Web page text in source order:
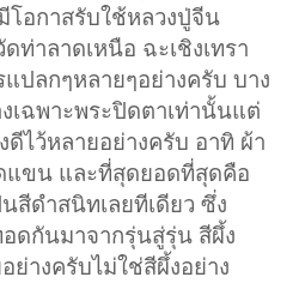
โอกาสรับใช้หลวงปู่จีน
ท่าลาดเหนือ ฉะเชิงเทรา
แปลกๆหลายๆอย่างครับ บาง
เฉพาะพระปิดตาเท่านั้นแต่
ไว้หลายอย่างครับ อาทิ ผ้า
แขน และที่สุดยอดที่สุดคือ
สีดำสนิทเลยทีเดียว ซึ่ง
ดกันมาจากรุ่นสู่รุ่น สีผึ้ง
ย่างครับไม่ใช่สีผึ้งอย่าง